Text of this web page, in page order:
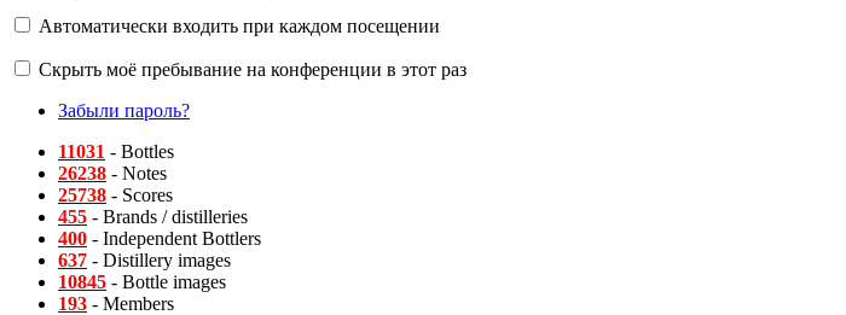
Автоматически входить при каждом посещении
Скрыть моё пребывание на конференции в этот раз
Забыли пароль?
11031 - Bottles
26238 - Notes
25738 - Scores
455 - Brands / distilleries
400 - Independent Bottlers
637 - Distillery images
10845 - Bottle images
193 - Members